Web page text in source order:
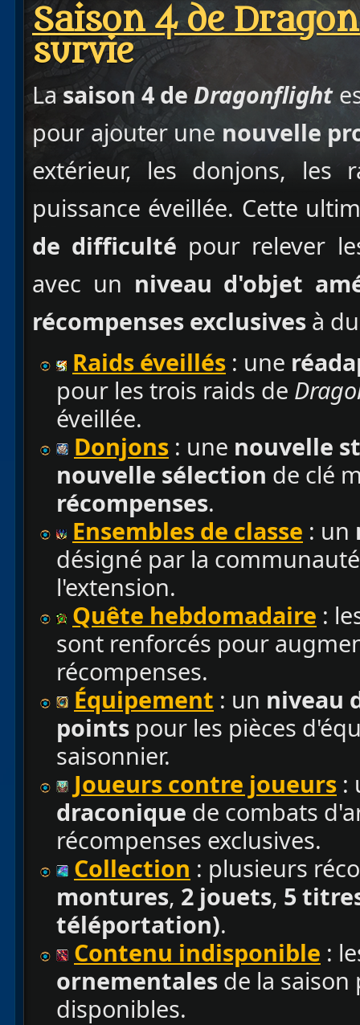
Saison 4 de
survie
La saison 4 deDragonflight
pour ajouter une nouvelle
extérieur, les donjons, les
puissance éveillée. Cette
de difficulté pour relever
avec un niveau d'objet
récompenses exclusives à
Raids éveillés : une
pour les trois raids de
éveillée.
Donjons : une nouvelle
nouvelle sélection de clé
récompenses.
Ensembles de classe : un
désigné par la
l'extension.
Quête hebdomadaire :
sont renforcés pour
récompenses.
Équipement : un niveau
points pour les pièces
saisonnier.
Joueurs contre joueurs :
draconique de combats
récompenses exclusives.
Collection : plusieurs
montures, 2 jouets, 5
téléportation).
Contenu indisponible :
ornementales de la
disponibles.